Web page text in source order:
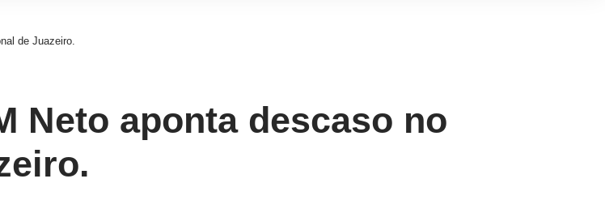
de Juazeiro.
Neto aponta descaso no